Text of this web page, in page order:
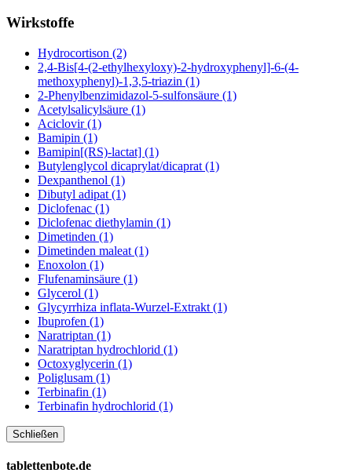
Wirkstoffe
Hydrocortison (2)
2,4-Bis[4-(2-ethylhexyloxy)-2-hydroxyphenyl]-6-(4-
methoxyphenyl)-1,3,5-triazin (1)
2-Phenylbenzimidazol-5-sulfonsäure (1)
Acetylsalicylsäure (1)
Aciclovir (1)
Bamipin (1)
Bamipin[(RS)-lactat] (1)
Butylenglycol dicaprylat/dicaprat (1)
Dexpanthenol (1)
Dibutyl adipat (1)
Diclofenac (1)
Diclofenac diethylamin (1)
Dimetinden (1)
Dimetinden maleat (1)
Enoxolon (1)
Flufenaminsäure (1)
Glycerol (1)
Glycyrrhiza inflata-Wurzel-Extrakt (1)
Ibuprofen (1)
Naratriptan (1)
Naratriptan hydrochlorid (1)
Octoxyglycerin (1)
Poliglusam (1)
Terbinafin (1)
Terbinafin hydrochlorid (1)
Schließen
tablettenbote.de